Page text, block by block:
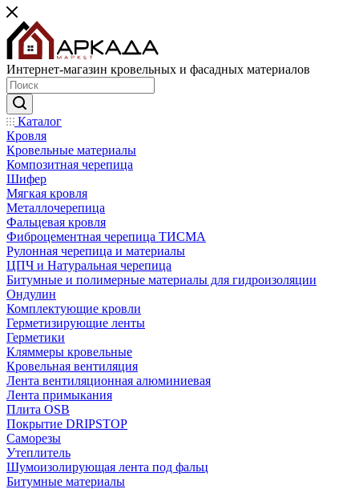
Интернет-магазин кровельных и фасадных материалов
Каталог
Кровля
Кровельные материалы
Композитная черепица
Шифер
Мягкая кровля
Металлочерепица
Фальцевая кровля
Фиброцементная черепица ТИСМА
Рулонная черепица и материалы
ЦПЧ и Натуральная черепица
Битумные и полимерные материалы для гидроизоляции
Ондулин
Комплектующие кровли
Герметизирующие ленты
Герметики
Кляммеры кровельные
Кровельная вентиляция
Лента вентиляционная алюминиевая
Лента примыкания
Плита OSB
Покрытие DRIPSTOP
Саморезы
Утеплитель
Шумоизолирующая лента под фальц
Битумные материалы